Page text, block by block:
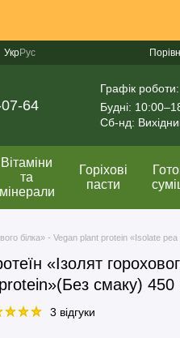
УкрРус
64
Графік роботи:
Будні:
Сб-нд:
Вітаміни
та
мінерали
Горіхові
пасти
білка» - Vegan plant protein «Іsolate
«Ізолят
смаку) 450
3 відгуки